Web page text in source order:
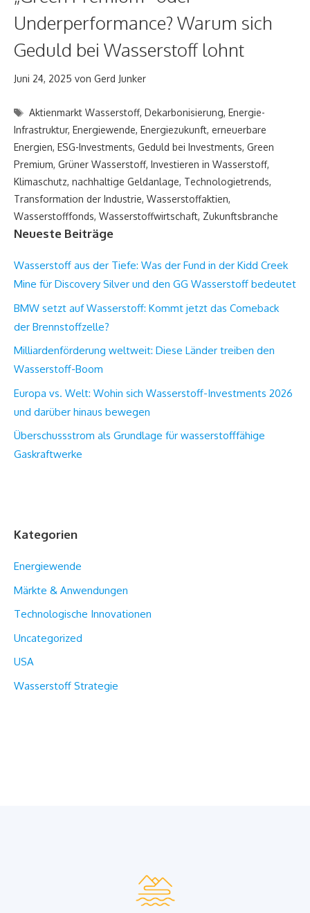
Underperformance? Warum sich
Geduld bei Wasserstoff lohnt
Juni 24, 2025 von Gerd Junker
Schlagwörter
Aktienmarkt Wasserstoff,Dekarbonisierung,Energie-
Infrastruktur, Energiewende, Energiezukunft, erneuerbare
Energien, ESG-Investments, Geduld bei Investments, Green
Premium, Grüner Wasserstoff, Investieren in Wasserstoff,
Klimaschutz, nachhaltige Geldanlage, Technologietrends,
Transformation der Industrie, Wasserstoffaktien,
Wasserstofffonds, Wasserstoffwirtschaft, Zukunftsbranche
Neueste Beiträge
Wasserstoff aus der Tiefe: Was der Fund in der Kidd Creek
Mine für Discovery Silver und den GG Wasserstoff bedeutet
BMW setzt auf Wasserstoff: Kommt jetzt das Comeback
der Brennstoffzelle?
Milliardenförderung weltweit: Diese Länder treiben den
Wasserstoff-Boom
Europa vs. Welt: Wohin sich Wasserstoff-Investments 2026
und darüber hinaus bewegen
Überschussstrom als Grundlage für wasserstofffähige
Gaskraftwerke
Kategorien
Energiewende
Märkte & Anwendungen
Technologische Innovationen
Uncategorized
USA
Wasserstoff Strategie